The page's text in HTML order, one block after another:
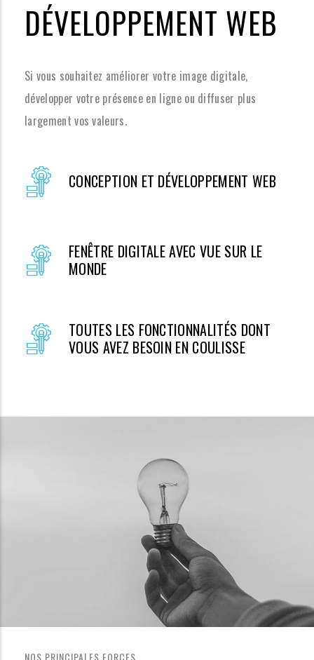
DÉVELOPPEMENT WEB
Si vous souhaitez améliorer votre image digitale,
développer votre présence en ligne ou diffuser plus
largement vos valeurs.
CONCEPTION ET DÉVELOPPEMENT WEB
FENÊTRE DIGITALE AVEC VUE SUR LE
MONDE
TOUTES LES FONCTIONNALITÉS DONT
VOUS AVEZ BESOIN EN COULISSE
NOS PRINCIPALES FORCES